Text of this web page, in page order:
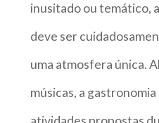
inusitado ou temático,
deve ser
uma atmosfera única.
músicas, a gastronomia